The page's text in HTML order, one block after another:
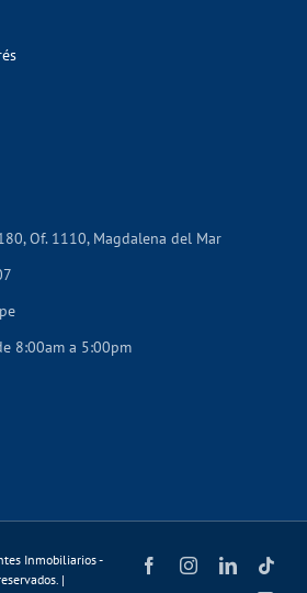
Of. 1110, Magdalena del Mar
8:00am a 5:00pm
Inmobiliarios -
|
FacebookInstagramLinkedIn